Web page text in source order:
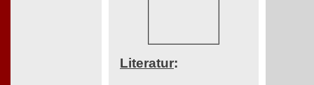
Literatur: